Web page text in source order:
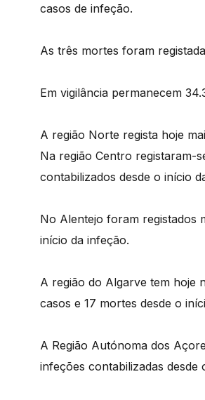
casos de infeção.
As três mortes foram
Em vigilância permanecem
A região Norte regista hoje
Na região Centro registaram-
contabilizados desde o início
No Alentejo foram registados
início da infeção.
A região do Algarve tem hoje
casos e 17 mortes desde o
A Região Autónoma dos
infeções contabilizadas desde